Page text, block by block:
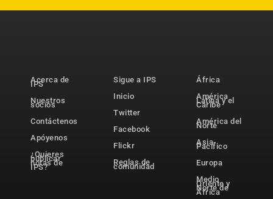
Acerca de
IPS
Nuestros
socios
Contáctenos
Apóyenos
¿Quieres
publicar
notas de
IPS?
Sigue a IPS
Inicio
Twitter
Facebook
Flickr
Reglas de
comunidad
África
América
Latina y el
Caribe
América del
Norte
Asia-
Pacífico
Europa
Medio
Oriente y
Norte de
África